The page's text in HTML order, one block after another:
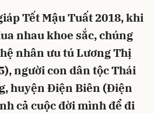
Tết Mậu Tuất 2018, khi
nhau khoe sắc, chúng
nhân ưu tú Lương Thị
người con dân tộc Thái
huyện Điện Biên (Điện
cả cuộc đời mình để đi
Hủy Gửi